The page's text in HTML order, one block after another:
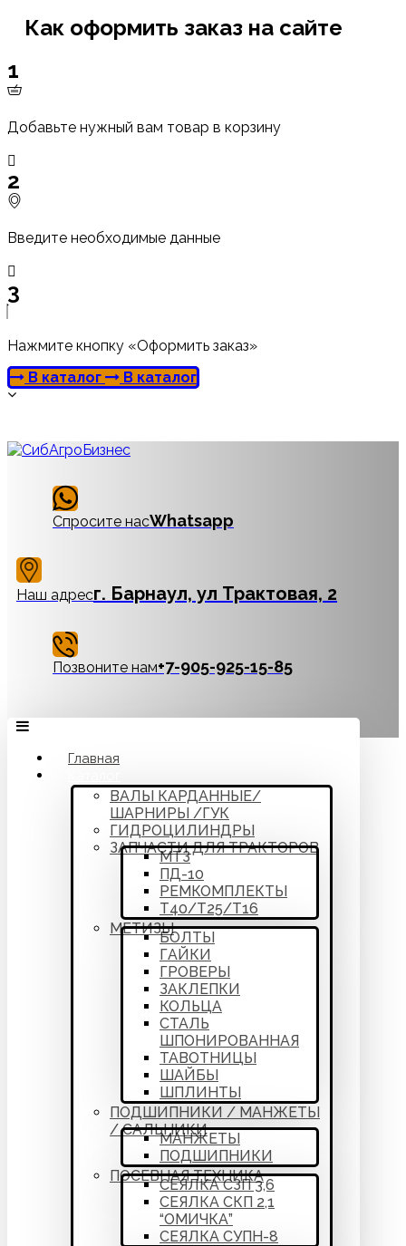
Как оформить заказ на сайте
1
Добавьте нужный вам товар в корзину
2
Введите необходимые данные
3
Нажмите кнопку «Оформить заказ»
В каталог
В каталог
Спросите насWhatsapp
Наш адресг. Барнаул, ул Трактовая, 2
Позвоните нам‪+7-905-925-15-85
Главная
ВАЛЫ КАРДАННЫЕ/
ШАРНИРЫ /ГУК
ГИДРОЦИЛИНДРЫ
ЗАПЧАСТИ ДЛЯ ТРАКТОРОВ
МТЗ
ПД-10
РЕМКОМПЛЕКТЫ
Т40/Т25/Т16
МЕТИЗЫ
БОЛТЫ
ГАЙКИ
ГРОВЕРЫ
ЗАКЛЕПКИ
КОЛЬЦА
СТАЛЬ
ШПОНИРОВАННАЯ
ТАВОТНИЦЫ
ШАЙБЫ
ШПЛИНТЫ
ПОДШИПНИКИ / МАНЖЕТЫ
/ САЛЬНИКИ
МАНЖЕТЫ
ПОДШИПНИКИ
ПОСЕВНАЯ ТЕХНИКА
СЕЯЛКА СЗП 3,6
СЕЯЛКА СКП 2,1
“ОМИЧКА”
СЕЯЛКА СУПН-8